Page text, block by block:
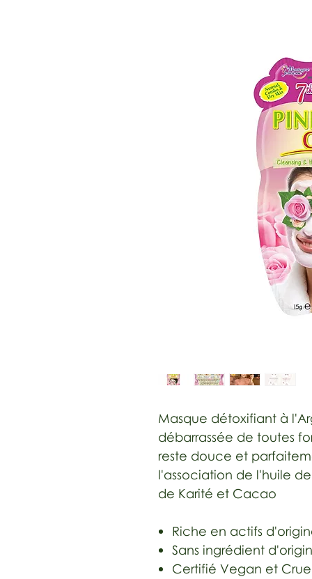
Masque détoxifiant à
débarrassée de toutes
reste douce et
l'association de l'huile
de Karité et Cacao
Riche en actifs
Sans ingrédient
Certifié Vegan et